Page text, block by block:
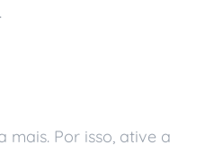
mais. Por isso, ative a